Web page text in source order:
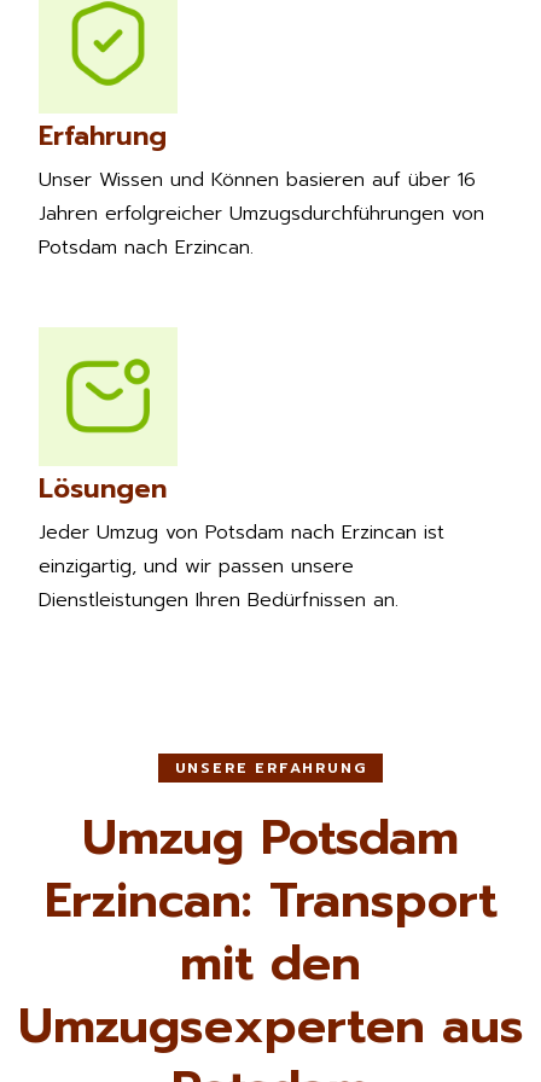
Erfahrung
Unser Wissen und Können basieren auf über 16
Jahren erfolgreicher Umzugsdurchführungen von
Potsdam nach Erzincan.
Lösungen
Jeder Umzug von Potsdam nach Erzincan ist
einzigartig, und wir passen unsere
Dienstleistungen Ihren Bedürfnissen an.
UNSERE ERFAHRUNG
Umzug Potsdam
Erzincan: Transport
mit den
Umzugsexperten aus